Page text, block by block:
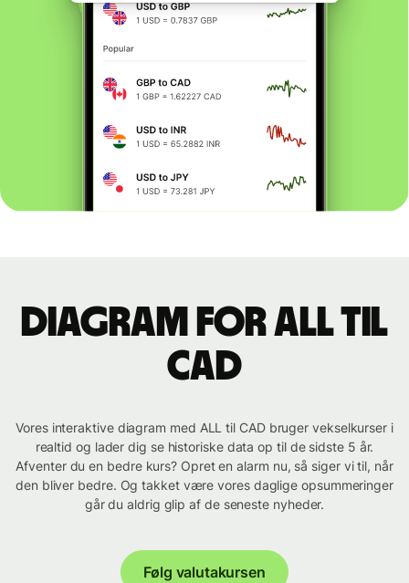
Diagram for ALL til
CAD
Vores interaktive diagram med ALL til CAD bruger vekselkurser i
realtid og lader dig se historiske data op til de sidste 5 år.
Afventer du en bedre kurs? Opret en alarm nu, så siger vi til, når
den bliver bedre. Og takket være vores daglige opsummeringer
går du aldrig glip af de seneste nyheder.
Følg valutakursen